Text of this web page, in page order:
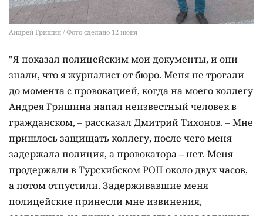
Андрей Гришин / Фото сделано 12 июня
"Я показал полицейским мои документы, и они
знали, что я журналист от бюро. Меня не трогали
до момента с провокацией, когда на моего коллегу
Андрея Гришина напал неизвестный человек в
гражданском, – рассказал Дмитрий Тихонов. – Мне
пришлось защищать коллегу, после чего меня
задержала полиция, а провокатора – нет. Меня
продержали в Турскибском РОП около двух часов,
а потом отпустили. Задерживавшие меня
полицейские принесли мне извинения,